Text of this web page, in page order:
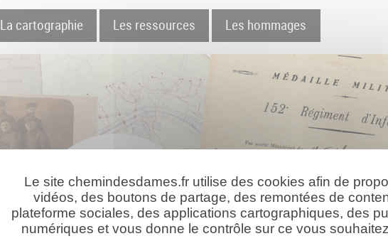
La cartographie Les ressources Les hommages
Le site chemindesdames.fr utilise des cookies afin de
vidéos, des boutons de partage, des remontées de
plateforme sociales, des applications cartographiques, des
numériques et vous donne le contrôle sur ce vous